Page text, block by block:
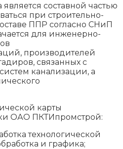
является составной частью
при строительно-
ППР согласно СНиП
для инженерно-
производителей
связанных с
канализации, а
карты
ОАО ПКТИпромстрой:
технологической
и графика;